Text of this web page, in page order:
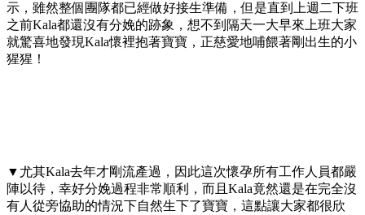
示，雖然整個團隊都已經做好接生準備，但是直到上週二下班
之前Kala都還沒有分娩的跡象，想不到隔天一大早來上班大家
就驚喜地發現Kala懷裡抱著寶寶，正慈愛地哺餵著剛出生的小
猩猩！
▼尤其Kala去年才剛流產過，因此這次懷孕所有工作人員都嚴
陣以待，幸好分娩過程非常順利，而且Kala竟然還是在完全沒
有人從旁協助的情況下自然生下了寶寶，這點讓大家都很欣